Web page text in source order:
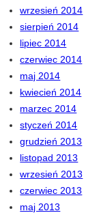
wrzesień 2014
sierpień 2014
lipiec 2014
czerwiec 2014
maj 2014
kwiecień 2014
marzec 2014
styczeń 2014
grudzień 2013
listopad 2013
wrzesień 2013
czerwiec 2013
maj 2013